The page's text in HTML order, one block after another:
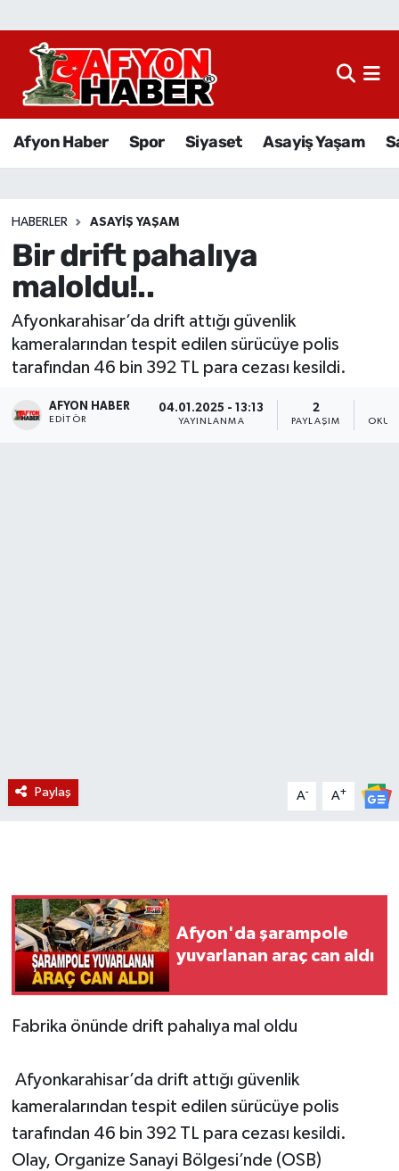
Afyon Haber Spor Siyaset Asayiş Yaşam
HABERLER ASAYIŞ YAŞAM
Bir drift pahalıya
maloldu!..
Afyonkarahisar’da drift attığı güvenlik
kameralarından tespit edilen sürücüye polis
tarafından 46 bin 392 TL para cezası kesildi.
AFYON HABER
EDITÖR
04.01.2025 - 13:13
YAYINLANMA
2
PAYLAŞIM
Paylaş A- A+
Afyon'da şarampole
yuvarlanan araç can aldı
Fabrika önünde drift pahalıya mal oldu
Afyonkarahisar’da drift attığı güvenlik
kameralarından tespit edilen sürücüye polis
tarafından 46 bin 392 TL para cezası kesildi.
Olay, Organize Sanayi Bölgesi’nde (OSB)
Afyon Haber
Sağlık
Eğitim
Sivil Toplum